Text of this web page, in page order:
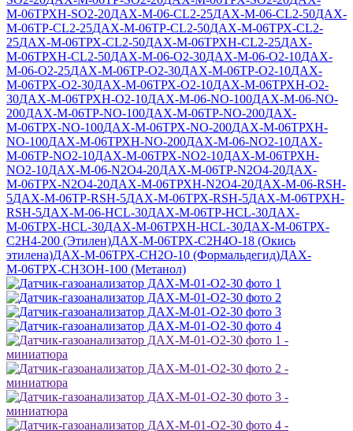
М-06ТРХН-SO2-20ДАХ-М-06-CL2-25ДАХ-М-06-CL2-50ДАХ-
М-06ТР-CL2-25ДАХ-М-06ТР-CL2-50ДАХ-М-06ТРХ-CL2-
25ДАХ-М-06ТРХ-CL2-50ДАХ-М-06ТРХН-CL2-25ДАХ-
М-06ТРХН-CL2-50ДАХ-М-06-O2-30ДАХ-М-06-O2-10ДАХ-
М-06-O2-25ДАХ-М-06ТР-O2-30ДАХ-М-06ТР-O2-10ДАХ-
М-06ТРХ-O2-30ДАХ-М-06ТРХ-O2-10ДАХ-М-06ТРХН-O2-
30ДАХ-М-06ТРХН-O2-10ДАХ-М-06-NO-100ДАХ-М-06-NO-
200ДАХ-М-06ТР-NO-100ДАХ-М-06ТР-NO-200ДАХ-
М-06ТРХ-NO-100ДАХ-М-06ТРХ-NO-200ДАХ-М-06ТРХН-
NO-100ДАХ-М-06ТРХН-NO-200ДАХ-М-06-NO2-10ДАХ-
М-06ТР-NO2-10ДАХ-М-06ТРХ-NO2-10ДАХ-М-06ТРХН-
NO2-10ДАХ-М-06-N2O4-20ДАХ-М-06ТР-N2O4-20ДАХ-
М-06ТРХ-N2O4-20ДАХ-М-06ТРХН-N2O4-20ДАХ-М-06-RSH-
5ДАХ-М-06ТР-RSH-5ДАХ-М-06ТРХ-RSH-5ДАХ-М-06ТРХН-
RSH-5ДАХ-М-06-HCL-30ДАХ-М-06ТР-HCL-30ДАХ-
М-06ТРХ-HCL-30ДАХ-М-06ТРХН-HCL-30ДАХ-М-06ТРХ-
C2H4-200 (Этилен)ДАХ-М-06ТРХ-C2H4O-18 (Окись
этилена)ДАХ-М-06ТРХ-CH2O-10 (Формальдегид)ДАХ-
М-06ТРХ-CH3OH-100 (Метанол)